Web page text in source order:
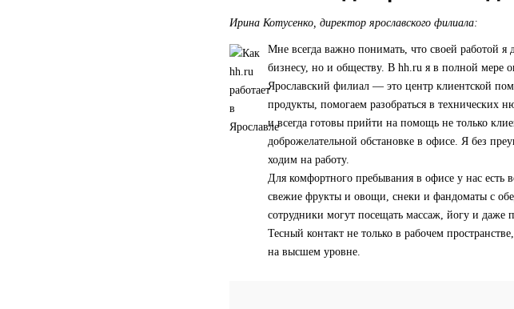
Ирина Котусенко, директор ярославского филиала:
Мне всегда важно понимать, что своей работой
бизнесу, но и обществу. В hh.ru я в полной мере
Ярославский филиал — это центр клиентской
продукты, помогаем разобраться в технических
и всегда готовы прийти на помощь не только
доброжелательной обстановке в офисе. Я без
ходим на работу.
Для комфортного пребывания в офисе у нас есть
свежие фрукты и овощи, снеки и фандоматы с
сотрудники могут посещать массаж, йогу и даже
Тесный контакт не только в рабочем
на высшем уровне.